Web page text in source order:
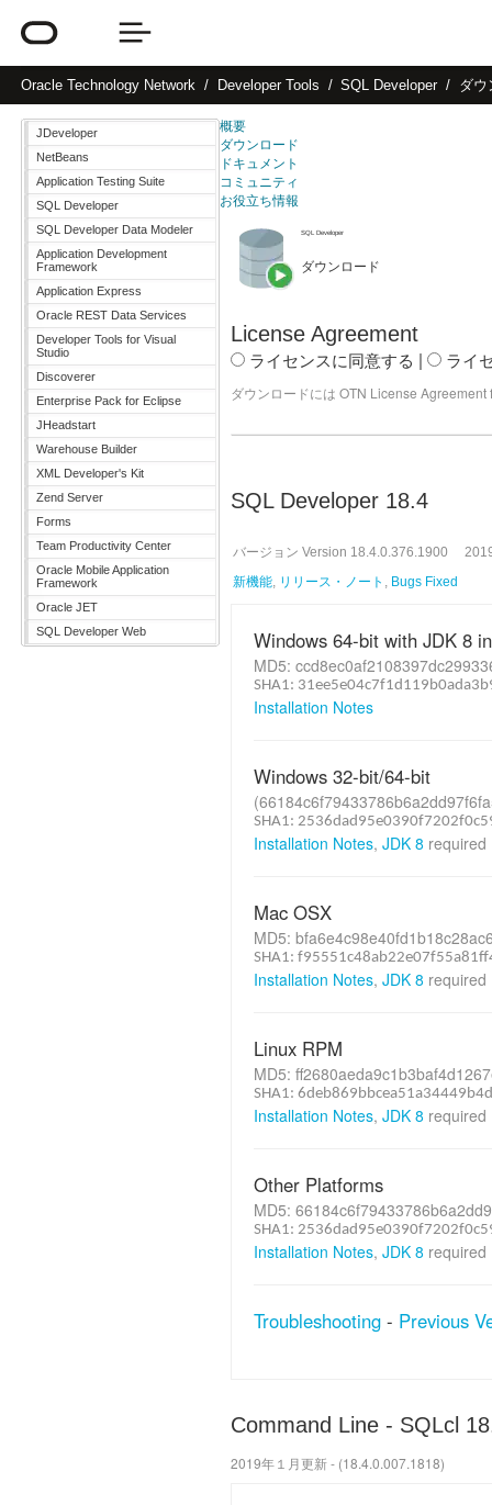
Oracle Technology Network Developer Tools SQL Developer ダウ
JDeveloper
NetBeans
Application Testing Suite
SQL Developer
SQL Developer Data Modeler
Application Development
Framework
Application Express
Oracle REST Data Services
Developer Tools for Visual
Studio
Discoverer
Enterprise Pack for Eclipse
JHeadstart
Warehouse Builder
XML Developer's Kit
Zend Server
Forms
Team Productivity Center
Oracle Mobile Application
Framework
Oracle JET
SQL Developer Web
概要
ダウンロード
ドキュメント
コミュニティ
お役立ち情報
SQL Developer
ダウ
License Agreement
ライセンスに同意する | ライ
ダウンロードには OTN License
SQL Developer 18.4
バージョン Version 18.4.0.376.1900
新機能 リリース・ノート Bugs Fixed
Windows 64-bit with JDK 8
MD5:
SHA1:
Installation Notes
Windows 32-bit/64-bit
SHA1:
Installation Notes, JDK 8 required
Mac OSX
MD5:
SHA1:
Installation Notes, JDK 8 required
Linux RPM
MD5:
SHA1:
Installation Notes, JDK 8 required
Other Platforms
MD5:
SHA1:
Installation Notes, JDK 8 required
Troubleshooting - Previous
Command Line - SQLcl
2019年１月更新 - (18.4.0.007.1818)